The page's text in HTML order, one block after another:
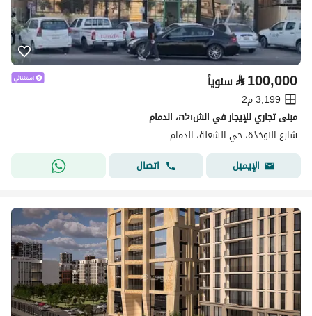
⃁100,000 سنوياً
3,199 م2
مبنى تجاري للإيجار في الشולה، الدمام
شارع النوخذة، حي الشعلة، الدمام
الإيميل
اتصال